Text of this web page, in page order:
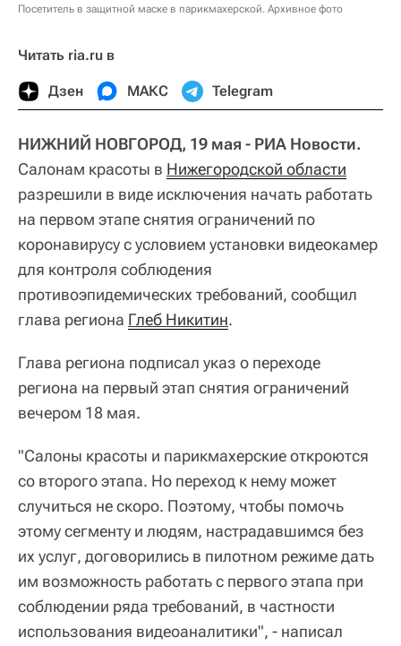
Посетитель в защитной маске в парикмахерской. Архивное фото
Читать ria.ru в
Дзен МАКС Telegram
НИЖНИЙ НОВГОРОД, 19 мая - РИА Новости.
Салонам красоты в Нижегородской области
разрешили в виде исключения начать работать
на первом этапе снятия ограничений по
коронавирусу с условием установки видеокамер
для контроля соблюдения
противоэпидемических требований, сообщил
глава региона Глеб Никитин.
Глава региона подписал указ о переходе
региона на первый этап снятия ограничений
вечером 18 мая.
"Салоны красоты и парикмахерские откроются
со второго этапа. Но переход к нему может
случиться не скоро. Поэтому, чтобы помочь
этому сегменту и людям, настрадавшимся без
их услуг, договорились в пилотном режиме дать
им возможность работать с первого этапа при
соблюдении ряда требований, в частности
использования видеоаналитики", - написал